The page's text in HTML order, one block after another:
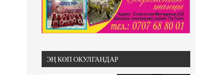
ЭҢ КӨП ОКУЛГАНДАР